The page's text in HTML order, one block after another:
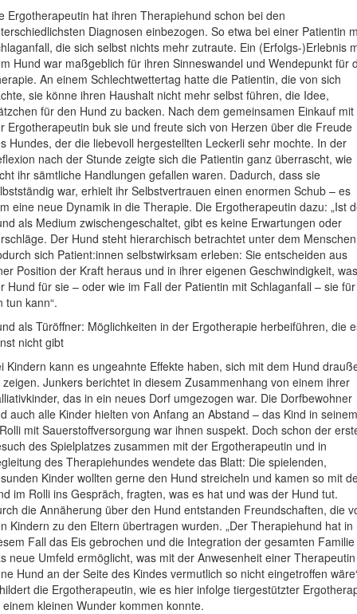
Ergotherapeutin hat ihren Therapiehund schon bei den
Diagnosen einbezogen. So etwa bei einer Patientin
die sich selbst nichts mehr zutraute. Ein (Erfolgs-)Erlebnis
Hund war maßgeblich für ihren Sinneswandel und Wendepunkt für
An einem Schlechtwettertag hatte die Patientin, die von sich
sie könne ihren Haushalt nicht mehr selbst führen, die Idee,
für den Hund zu backen. Nach dem gemeinsamen Einkauf mit
Ergotherapeutin buk sie und freute sich von Herzen über die Freude
Hundes, der die liebevoll hergestellten Leckerli sehr mochte. In der
nach der Stunde zeigte sich die Patientin ganz überrascht, wie
ihr sämtliche Handlungen gefallen waren. Dadurch, dass sie
war, erhielt ihr Selbstvertrauen einen enormen Schub – es
eine neue Dynamik in die Therapie. Die Ergotherapeutin dazu: „Ist
als Medium zwischengeschaltet, gibt es keine Erwartungen oder
Der Hund steht hierarchisch betrachtet unter dem
sich Patient:innen selbstwirksam erleben: Sie entscheiden aus
Position der Kraft heraus und in ihrer eigenen Geschwindigkeit, was
Hund für sie – oder wie im Fall der Patientin mit Schlaganfall – sie für
tun kann“.
als Türöffner: Möglichkeiten in der Ergotherapie herbeiführen, die
nicht gibt
Kindern kann es ungeahnte Effekte haben, sich mit dem Hund
zeigen. Junkers berichtet in diesem Zusammenhang von einem ihrer
das in ein neues Dorf umgezogen war. Die Dorfbewohner
auch alle Kinder hielten von Anfang an Abstand – das Kind in seinem
mit Sauerstoffversorgung war ihnen suspekt. Doch schon der
des Spielplatzes zusammen mit der Ergotherapeutin und in
des Therapiehundes wendete das Blatt: Die spielenden,
Kinder wollten gerne den Hund streicheln und kamen so mit
im Rolli ins Gespräch, fragten, was es hat und was der Hund tut.
die Annäherung über den Hund entstanden Freundschaften, die
Kindern zu den Eltern übertragen wurden. „Der Therapiehund hat in
Fall das Eis gebrochen und die Integration der gesamten
neue Umfeld ermöglicht, was mit der Anwesenheit einer Therapeutin
Hund an der Seite des Kindes vermutlich so nicht eingetroffen
die Ergotherapeutin, wie es hier infolge tiergestützter
einem kleinen Wunder kommen konnte.